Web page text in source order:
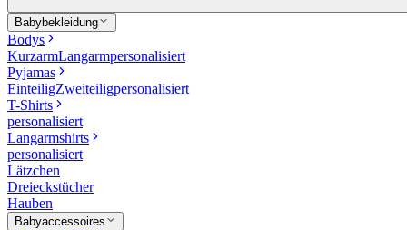
Babybekleidung
Bodys
KurzarmLangarmpersonalisiert
Pyjamas
EinteiligZweiteiligpersonalisiert
T-Shirts
personalisiert
Langarmshirts
personalisiert
Lätzchen
Dreieckstücher
Hauben
Babyaccessoires